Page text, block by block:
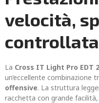
velocità,
controllata
La Cross IT Light Pro EDT
un’eccellente combinazione
offensive. La struttura
racchetta con grande